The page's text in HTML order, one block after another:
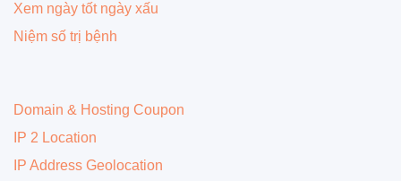
Xem ngày tốt ngày xấu
Niệm số trị bệnh
Domain & Hosting Coupon
IP 2 Location
IP Address Geolocation